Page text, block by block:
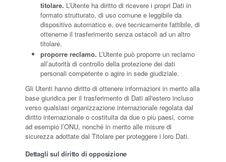
titolare. L’Utente ha diritto di ricevere i propri Dati in
formato strutturato, di uso comune e leggibile da
dispositivo automatico e, ove tecnicamente fattibile, di
ottenerne il trasferimento senza ostacoli ad un altro
titolare.
proporre reclamo. L’Utente può proporre un reclamo
all’autorità di controllo della protezione dei dati
personali competente o agire in sede giudiziale.
Gli Utenti hanno diritto di ottenere informazioni in merito alla
base giuridica per il trasferimento di Dati all'estero incluso
verso qualsiasi organizzazione internazionale regolata dal
diritto internazionale o costituita da due o più paesi, come
ad esempio l’ONU, nonché in merito alle misure di
sicurezza adottate dal Titolare per proteggere i loro Dati.
Dettagli sul diritto di opposizione